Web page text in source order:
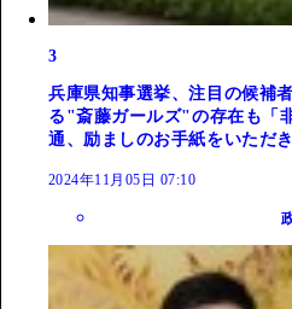
3
兵庫県知事選挙、注目の候補
る"斎藤ガールズ"の存在も「
通、励ましのお手紙をいただき
2024年11月05日 07:10